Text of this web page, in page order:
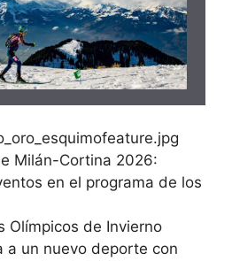
Milán-Cortina 2026:
en el programa de los
Olímpicos de Invierno
a un nuevo deporte con